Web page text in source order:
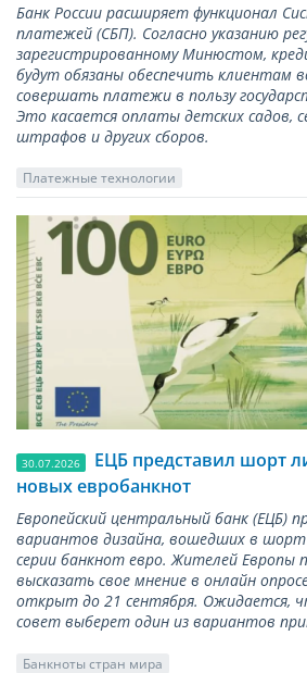
Банк России расширяет функционал
платежей (СБП). Согласно указанию
зарегистрированному Минюстом,
будут обязаны обеспечить клиентам
совершать платежи в пользу
Это касается оплаты детских садов,
штрафов и других сборов.
Платежные технологии
30.07.2026
ЕЦБ представил шорт
новых евробанкнот
Европейский центральный банк (ЕЦБ)
вариантов дизайна, вошедших в
серии банкнот евро. Жителей Европы
высказать свое мнение в онлайн
открыт до 21 сентября. Ожидается,
совет выберет один из вариантов
Банкноты стран мира